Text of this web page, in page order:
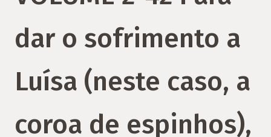
dar o sofrimento a
Luísa (neste caso, a
coroa de espinhos),